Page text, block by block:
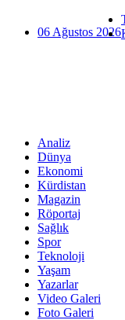
06 Ağustos 2026
Analiz
Dünya
Ekonomi
Kürdistan
Magazin
Röportaj
Sağlık
Spor
Teknoloji
Yaşam
Yazarlar
Video Galeri
Foto Galeri